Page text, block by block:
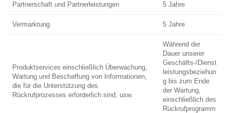
Partnerschaft und Partnerleistungen 5 Jahre
Vermarktung 5 Jahre
Produktservices einschließlich Überwachung,
Wartung und Beschaffung von Informationen,
die für die Unterstützung des
Rückrufprozesses erforderlich sind, usw.
Während der
Dauer unserer
Geschäfts-/Dienst
leistungsbeziehun
g bis zum Ende
der Wartung,
einschließlich des
Rückrufprogramm